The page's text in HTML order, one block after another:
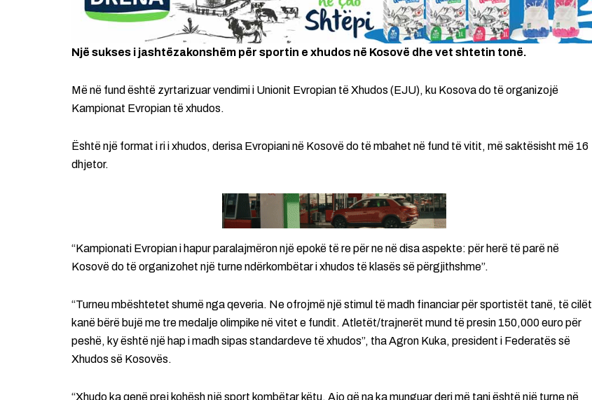
Një sukses i jashtëzakonshëm për sportin e xhudos në Kosovë dhe vet shtetin tonë.
Më në fund është zyrtarizuar vendimi i Unionit Evropian të Xhudos (EJU), ku Kosova do të organizojë
Kampionat Evropian të xhudos.
Është një format i ri i xhudos, derisa Evropiani në Kosovë do të mbahet në fund të vitit, më saktësisht më 16
dhjetor.
“Kampionati Evropian i hapur paralajmëron një epokë të re për ne në disa aspekte: për herë të parë në
Kosovë do të organizohet një turne ndërkombëtar i xhudos të klasës së përgjithshme”.
“Turneu mbështetet shumë nga qeveria. Ne ofrojmë një stimul të madh financiar për sportistët tanë, të cilët
kanë bërë bujë me tre medalje olimpike në vitet e fundit. Atletët/trajnerët mund të presin 150,000 euro për
peshë, ky është një hap i madh sipas standardeve të xhudos”, tha Agron Kuka, president i Federatës së
Xhudos së Kosovës.
“Xhudo ka qenë prej kohësh një sport kombëtar këtu. Ajo që na ka munguar deri më tani është një turne në